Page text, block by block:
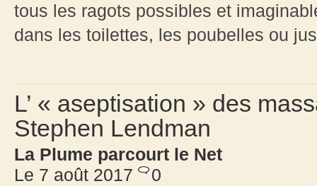
tous les ragots possibles et
dans les toilettes, les poubelles ou
L’ « aseptisation » des
Stephen Lendman
La Plume parcourt le Net
Le 7 août 2017
0